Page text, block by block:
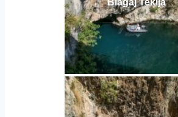
Blagaj Tekija